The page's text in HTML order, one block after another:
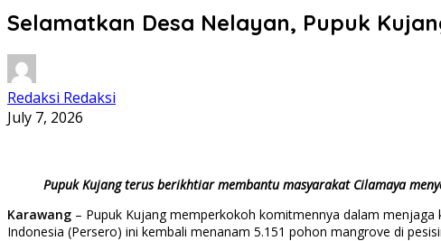
Selamatkan Desa Nelayan, Pupuk
Redaksi Redaksi
July 7, 2026
Pupuk Kujang terus berikhtiar membantu masyarakat Cilamaya
Karawang – Pupuk Kujang memperkokoh komitmennya dalam
Indonesia (Persero) ini kembali menanam 5.151 pohon mangrove di